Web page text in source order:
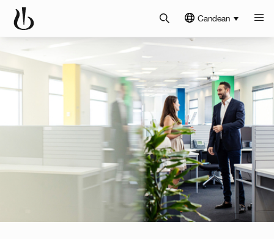
Candean